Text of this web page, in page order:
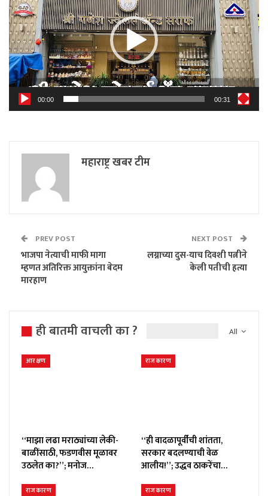
00:00 00:31
महाराष्ट्र खबर टीम
PREV POST
भाजपा नेत्याची माफी मागा
म्हणत अतिरिक्त आयुक्तांना बेदम
मारहाण
NEXT POST
लग्नाच्या दुस-याच दिवशी पत्नीने
केली पतीची हत्या
All
ही बातमी वाचली का ?
आरक्षण
“माझा लढा मराठ्यांच्या लेकी-
बाळींसाठी, फडणवीस मूळावर
उठलेत का?”; मनोज…
राजकारण
“ही वादळापूर्वीची शांतता,
सरकार बदलण्याची वेळ
आलीय!”; उद्धव ठाकरेंचा…
राजकारण राजकारण